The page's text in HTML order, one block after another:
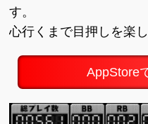
す。
心行くまで目押しを楽し
AppStore